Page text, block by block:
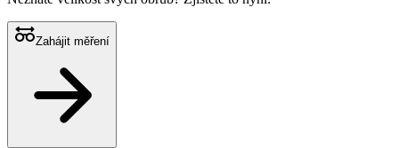
Zahájit měření